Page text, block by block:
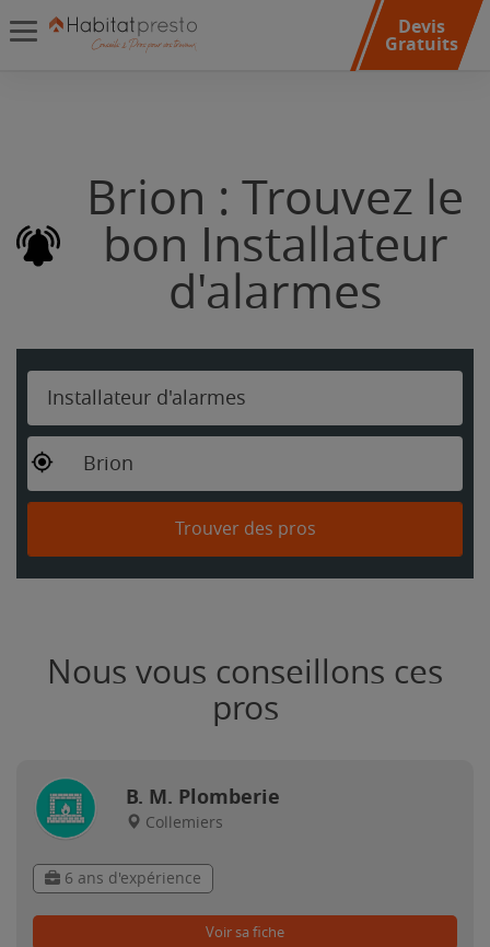
Devis
Gratuits
Brion : Trouvez le
bon Installateur
d'alarmes
Installateur d'alarmes
Brion
Trouver des pros
Nous vous conseillons ces
pros
B. M. Plomberie
Collemiers
6 ans d'expérience
Voir sa fiche